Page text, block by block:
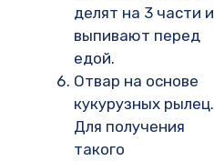
делят на 3 части и
выпивают перед
едой.
Отвар на основе
кукурузных рылец.
Для получения
такого